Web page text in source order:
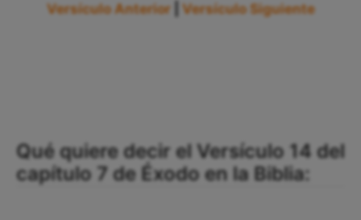
Versículo Anterior Versículo Siguiente
Qué quiere decir el Versículo 14 del
capítulo 7 de Éxodo en la Biblia: